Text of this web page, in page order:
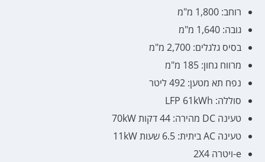
רוחב: 1,800 מ"מ
גובה: 1,640 מ"מ
בסיס גלגלים: 2,700 מ"מ
מרווח גחון: 185 מ"מ
נפח תא מטען: 492 ליטר
סוללה: LFP 61kWh
טעינה DC מהירה: 44 דקות 70kW
טעינה AC ביתית: 6.5 שעות 11kW
e-ויטרה 2X4